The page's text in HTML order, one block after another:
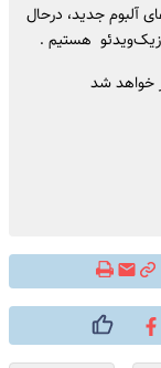
جدید، درحال
هستیم .
خواهد شد